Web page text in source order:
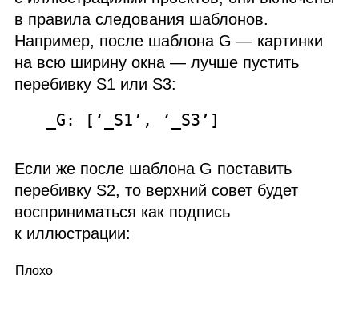
в правила следования шаблонов.
Например, после шаблона G — картинки
на всю ширину окна — лучше пустить
перебивку S1 или S3:
_G: [‘_S1’, ‘_S3’]
Если же после шаблона G поставить
перебивку S2, то верхний совет будет
восприниматься как подпись
к иллюстрации:
Плохо